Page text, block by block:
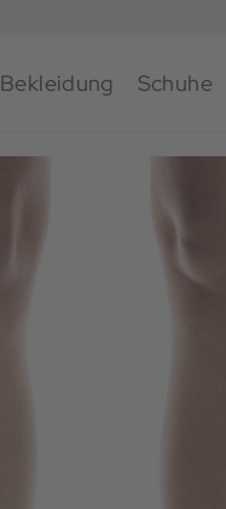
Bekleidung Schuhe